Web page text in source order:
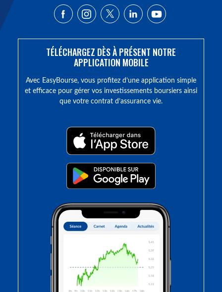
TÉLÉCHARGEZ DÈS À PRÉSENT NOTRE
APPLICATION MOBILE
Avec EasyBourse, vous profitez d’une application simple
et efficace pour gérer vos investissements boursiers ainsi
que votre contrat d’assurance vie.